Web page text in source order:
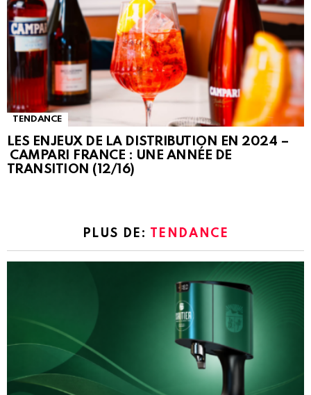
TENDANCE
LES ENJEUX DE LA DISTRIBUTION EN 2024 –
CAMPARI FRANCE : UNE ANNÉE DE
TRANSITION (12/16)
PLUS DE: TENDANCE